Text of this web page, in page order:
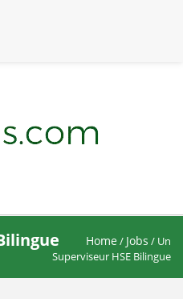
Home / Jobs / Un
Superviseur HSE Bilingue